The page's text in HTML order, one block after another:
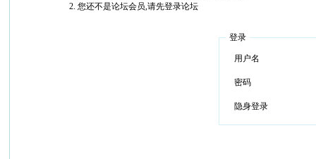
您还不是论坛会员,请先登录论坛
登录
用户名
密码
隐身登录